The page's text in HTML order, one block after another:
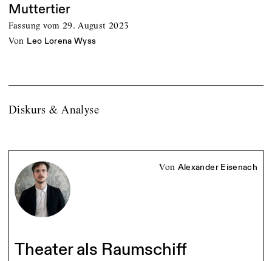
Muttertier
Fassung vom 29. August 2023
von Leo Lorena Wyss
Diskurs & Analyse
von Alexander Eisenach
Theater als Raumschiff